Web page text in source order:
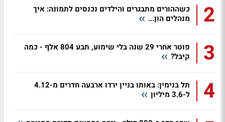
2
כשההורים מתבגרים והילדים נכנסים לתמונה: איך
מנהלים הון...
3
פוטר אחרי 29 שנה בלי שימוע, תבע 804 אלף - כמה
קיבל?
4
תל בנימין: באותו בניין ירדו ארבעה חדרים מ-4.12
ל-3.6 מיליון